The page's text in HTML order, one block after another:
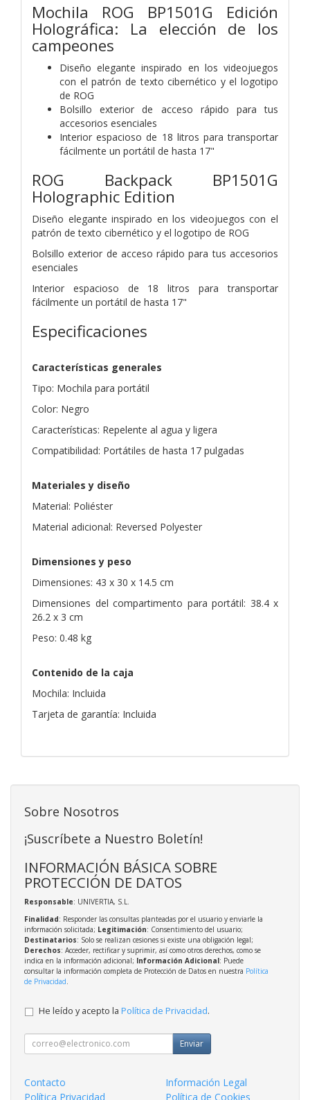
Mochila ROG BP1501G Edición
Holográfica: La elección de los
campeones
Diseño elegante inspirado en los videojuegos
con el patrón de texto cibernético y el logotipo
de ROG
Bolsillo exterior de acceso rápido para tus
accesorios esenciales
Interior espacioso de 18 litros para transportar
fácilmente un portátil de hasta 17"
ROG Backpack BP1501G
Holographic Edition
Diseño elegante inspirado en los videojuegos con el
patrón de texto cibernético y el logotipo de ROG
Bolsillo exterior de acceso rápido para tus accesorios
esenciales
Interior espacioso de 18 litros para transportar
fácilmente un portátil de hasta 17"
Especificaciones
Características generales
Tipo: Mochila para portátil
Color: Negro
Características: Repelente al agua y ligera
Compatibilidad: Portátiles de hasta 17 pulgadas
Materiales y diseño
Material: Poliéster
Material adicional: Reversed Polyester
Dimensiones y peso
Dimensiones: 43 x 30 x 14.5 cm
Dimensiones del compartimento para portátil: 38.4 x
26.2 x 3 cm
Peso: 0.48 kg
Contenido de la caja
Mochila: Incluida
Tarjeta de garantía: Incluida
Sobre Nosotros
¡Suscríbete a Nuestro Boletín!
INFORMACIÓN BÁSICA SOBRE
PROTECCIÓN DE DATOS
Responsable: UNIVERTIA, S.L.
Finalidad: Responder las consultas planteadas por el usuario y enviarle la
información solicitada; Legitimación: Consentimiento del usuario;
Destinatarios: Solo se realizan cesiones si existe una obligación legal;
Derechos: Acceder, rectificar y suprimir, así como otros derechos, como se
indica en la información adicional; Información Adicional: Puede
consultar la información completa de Protección de Datos en nuestra Política
de Privacidad
He leído y acepto la Política de Privacidad.
Enviar
Contacto
Información Legal
Política Privacidad
Política de Cookies